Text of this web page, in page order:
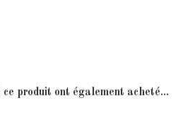
produit ont également acheté...